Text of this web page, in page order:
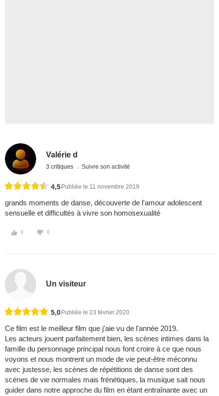
Valérie d
3 critiques Suivre son activité
4,5 Publiée le 11 novembre 2019
grands moments de danse, découverte de l'amour adolescent
sensuelle et difficultés à vivre son homosexualité
0 0
Un visiteur
5,0 Publiée le 23 février 2020
Ce film est le meilleur film que j'aie vu de l'année 2019.
Les acteurs jouent parfaitement bien, les scènes intimes dans la
famille du personnage principal nous font croire à ce que nous
voyons et nous montrent un mode de vie peut-être méconnu
avec justesse, les scènes de répétitions de danse sont des
scènes de vie normales mais frénétiques, la musique sait nous
guider dans notre approche du film en étant entraînante avec un